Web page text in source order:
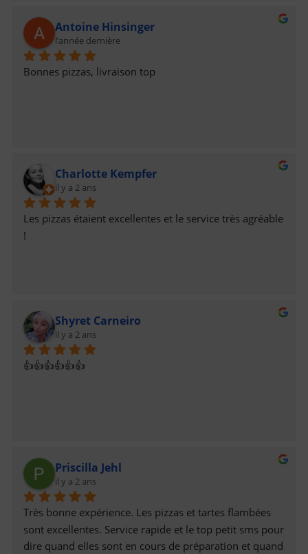
Antoine Hinsinger
l’année dernière
Bonnes pizzas, livraison top
Charlotte Kempfer
il y a 2 ans
Les pizzas étaient excellentes et le service très agréable
!
Shyret Carneiro
il y a 2 ans
👍👍👍👍👍👍
Priscilla Jehl
il y a 2 ans
Très bonne expérience. Les pizzas et tartes flambées
sont excellentes. Service rapide et le top petit sms pour
dire quand elles sont en cours de préparation et quand